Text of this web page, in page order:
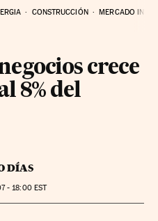
CONSTRUCCIÓN MERCADO
crece
8% del
DÍAS
- 18:00EST